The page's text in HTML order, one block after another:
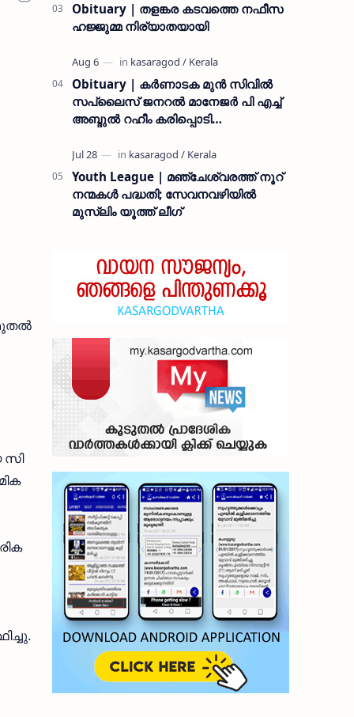
മുതല്‍
സി
Obituary | തളങ്കര കടവത്തെ നഫീസ
ഹജ്ജുമ്മ നിര്യാതയായി
Obituary | കർണാടക മുൻ സിവില്‍
സപ്ലൈസ് ജനറൽ മാനേജർ പി എച്ച്
അബ്ദുൽ റഹീം കരിപ്പൊടി
Youth League | മഞ്ചേശ്വരത്ത് നൂറ്
നന്മകൾ പദ്ധതി; സേവനവഴിയിൽ
മുസ്ലിം യൂത്ത് ലീഗ്